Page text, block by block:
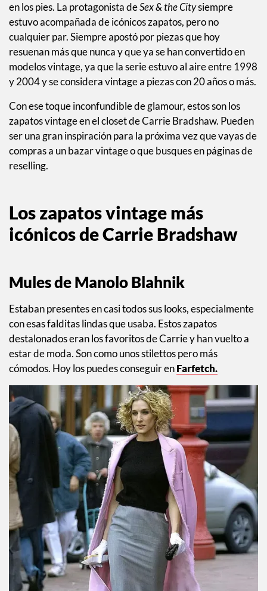
en los pies. La protagonista deSex & the Citysiempre
estuvo acompañada de icónicos zapatos, pero no
cualquier par. Siempre apostó por piezas que hoy
resuenan más que nunca y que ya se han convertido en
modelos vintage, ya que la serie estuvo al aire entre 1998
y 2004 y se considera vintage a piezas con 20 años o más.
Con ese toque inconfundible de glamour, estos son los
zapatos vintage en el closet de Carrie Bradshaw. Pueden
ser una gran inspiración para la próxima vez que vayas de
compras a un bazar vintage o que busques en páginas de
reselling.
Los zapatos vintage más
icónicos de Carrie Bradshaw
Mules de Manolo Blahnik
Estaban presentes en casi todos sus looks, especialmente
con esas falditas lindas que usaba. Estos zapatos
destalonados eran los favoritos de Carrie y han vuelto a
estar de moda. Son como unos stilettos pero más
cómodos. Hoy los puedes conseguir enFarfetch.